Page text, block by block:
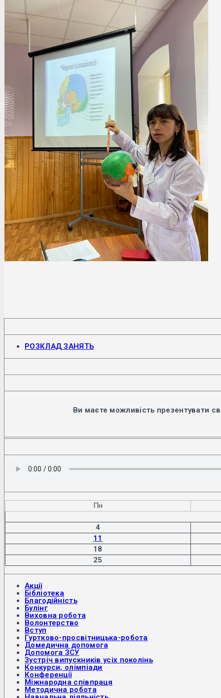
РОЗКЛАД ЗАНЯТЬВідкриється
новій
Ви маєте можливість презентувати
Пн
4
11
18
25
Акції
Бібліотека
Благодійність
Булінг
Виховна робота
Волонтерство
Вступ
Гуртково-просвітницька-робота
Домедична допомога
Допомога ЗСУ
Зустріч випускників усіх поколінь
Конкурси, олімпіади
Конференції
Міжнародна співпраця
Методична робота